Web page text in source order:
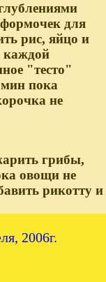
для
рис, яйцо и
каждой
"тесто"
пока
не
грибы,
овощи не
рикотту и
2006г.